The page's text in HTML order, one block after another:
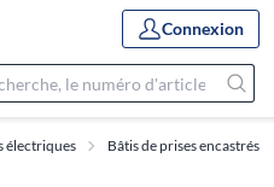
Connexion
électriques Bâtis de prises encastrés